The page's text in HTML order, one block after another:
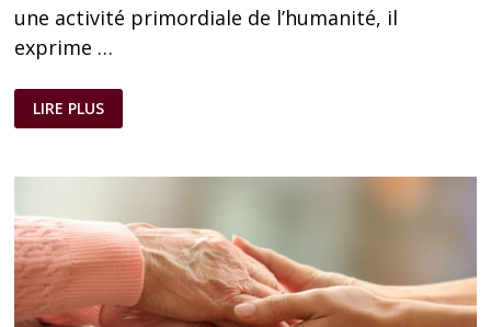
une activité primordiale de l’humanité, il
exprime …
TOUT
EST
LIÉ,
LIRE PLUS